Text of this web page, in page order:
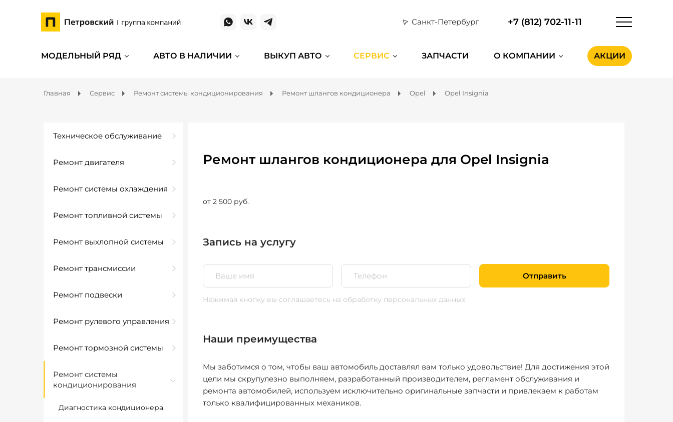
Санкт-Петербург +7 (812) 702-11-11
МОДЕЛЬНЫЙ РЯД АВТО В НАЛИЧИИ ВЫКУП АВТО СЕРВИС ЗАПЧАСТИ О КОМПАНИИ АКЦИИ
Главная Сервис Ремонт системы кондиционирования Ремонт шлангов кондиционера Opel Opel Insignia
Техническое обслуживание
Ремонт двигателя
Ремонт системы охлаждения
Ремонт топливной системы
Ремонт выхлопной системы
Ремонт трансмиссии
Ремонт подвески
Ремонт рулевого управления
Ремонт тормозной системы
Ремонт системы
кондиционирования
Диагностика кондиционера
Ремонт шлангов кондиционера для Opel Insignia
от 2 500 руб.
Запись на услугу
Отправить
Нажимая кнопку вы соглашаетесь на обработку персональных данных
Наши преимущества
Мы заботимся о том, чтобы ваш автомобиль доставлял вам только удовольствие! Для достижения этой
цели мы скрупулезно выполняем, разработанный производителем, регламент обслуживания и
ремонта автомобилей, используем исключительно оригинальные запчасти и привлекаем к работам
только квалифицированных механиков.